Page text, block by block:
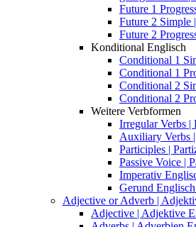
Future 1
Future 2 Simple
Future 2
Konditional Englisch
Conditional 1
Conditional 1
Conditional 2
Conditional 2
Weitere Verbformen
Irregular Verbs |
Auxiliary Verbs
Participles |
Passive Voice |
Imperativ
Gerund
Adjective or Adverb |
Adjective | Adjektive